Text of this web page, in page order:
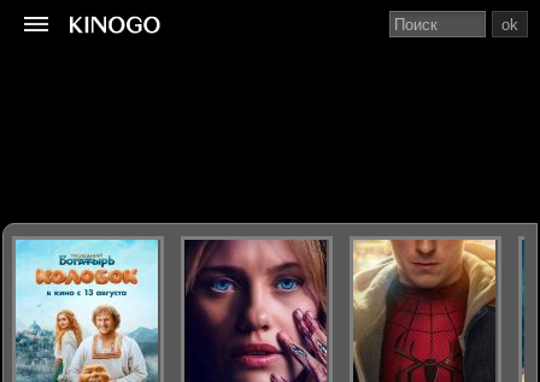
ok